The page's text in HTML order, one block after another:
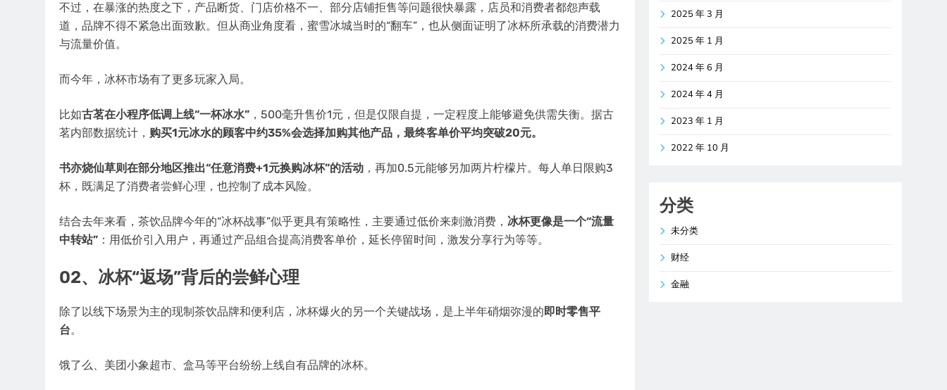
不过，在暴涨的热度之下，产品断货、门店价格不一、部分店铺拒售等问题很快暴露，店员和消费者都怨声载
道，品牌不得不紧急出面致歉。但从商业角度看，蜜雪冰城当时的“翻车”，也从侧面证明了冰杯所承载的消费潜力
与流量价值。
而今年，冰杯市场有了更多玩家入局。
比如古茗在小程序低调上线“一杯冰水” ，500毫升售价1元，但是仅限自提，一定程度上能够避免供需失衡。据古
茗内部数据统计， 购买1元冰水的顾客中约35%会选择加购其他产品，最终客单价平均突破20元。
书亦烧仙草则在部分地区推出“任意消费+1元换购冰杯”的活动 ，再加0.5元能够另加两片柠檬片。每人单日限购3
杯，既满足了消费者尝鲜心理，也控制了成本风险。
结合去年来看，茶饮品牌今年的“冰杯战事”似乎更具有策略性，主要通过低价来刺激消费， 冰杯更像是一个“流量
中转站” ：用低价引入用户，再通过产品组合提高消费客单价，延长停留时间，激发分享行为等等。
02、冰杯“返场”背后的尝鲜心理
除了以线下场景为主的现制茶饮品牌和便利店，冰杯爆火的另一个关键战场，是上半年硝烟弥漫的即时零售平
台。
饿了么、美团小象超市、盒马等平台纷纷上线自有品牌的冰杯。
2025 年 3 月
2025 年 1 月
2024 年 6 月
2024 年 4 月
2023 年 1 月
2022 年 10 月
分类
未分类
财经
金融